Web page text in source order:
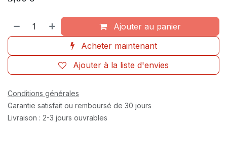
Ajouter au panier
Acheter maintenant
Ajouter à la liste d'envies
Conditions générales
Garantie satisfait ou remboursé de 30 jours
Livraison : 2-3 jours ouvrables